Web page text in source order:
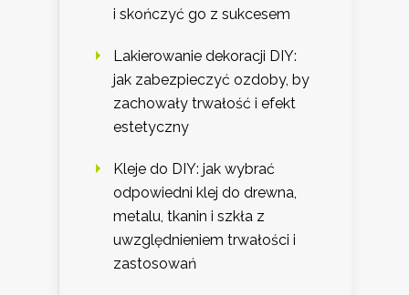
i skończyć go z sukcesem
Lakierowanie dekoracji DIY:
jak zabezpieczyć ozdoby, by
zachowały trwałość i efekt
estetyczny
Kleje do DIY: jak wybrać
odpowiedni klej do drewna,
metalu, tkanin i szkła z
uwzględnieniem trwałości i
zastosowań